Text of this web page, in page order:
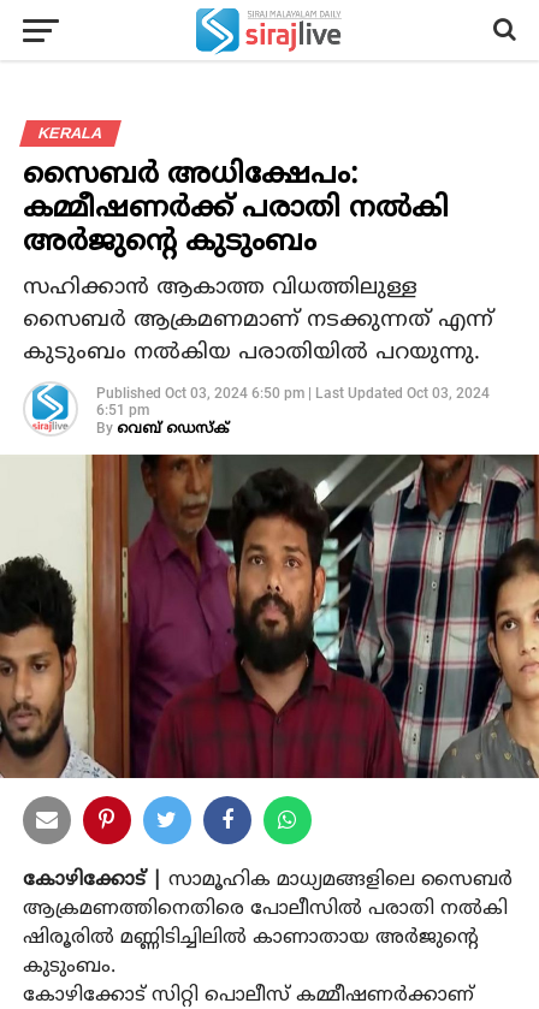
KERALA
സൈബര്‍ അധിക്ഷേപം:
കമ്മീഷണര്‍ക്ക് പരാതി നല്‍കി
അര്‍ജുന്റെ കുടുംബം
സഹിക്കാൻ ആകാത്ത വിധത്തിലുള്ള
സൈബർ ആക്രമണമാണ് നടക്കുന്നത് എന്ന്
കുടുംബം നൽകിയ പരാതിയിൽ പറയുന്നു.
Published Oct 03, 2024 6:50 pm| Last Updated Oct 03, 2024
6:51 pm
By വെബ് ഡെസ്‌ക്
കോഴിക്കോട് |
സാമൂഹിക മാധ്യമങ്ങളിലെ സൈബര്‍
ആക്രമണത്തിനെതിരെ പോലീസില്‍ പരാതി നല്‍കി
ഷിരൂരില്‍ മണ്ണിടിച്ചിലില്‍ കാണാതായ അര്‍ജുന്റെ
കുടുംബം.
കോഴിക്കോട് സിറ്റി പൊലീസ് കമ്മീഷണര്‍ക്കാണ്